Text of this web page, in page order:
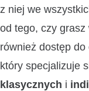
z niej we
od tego, czy grasz
również dostęp
który specjalizuje
klasycznych i